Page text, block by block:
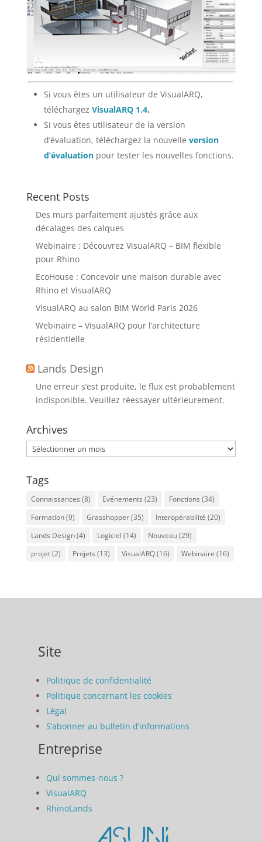
Si vous êtes un utilisateur de VisualARQ,
téléchargez VisualARQ 1.4.
Si vous êtes utilisateur de la version
d’évaluation, téléchargez la nouvelle version
d’évaluationpour tester les nouvelles fonctions.
Recent Posts
Des murs parfaitement ajustés grâce aux
décalages des calques
Webinaire : Découvrez VisualARQ – BIM flexible
pour Rhino
EcoHouse : Concevoir une maison durable avec
Rhino et VisualARQ
VisualARQ au salon BIM World Paris 2026
Webinaire – VisualARQ pour l’architecture
résidentielle
Lands Design
Une erreur s’est produite, le flux est probablement
indisponible. Veuillez réessayer ultérieurement.
Archives
Archives
Tags
Connaissances (8) Evénements (23) Fonctions (34)
Formation(9) Grasshopper(35) Interopérabilité (20)
Lands Design(4) Logiciel (14) Nouveau(29)
projet(2) Projets (13) VisualARQ(16) Webinaire (16)
Site
Politique de confidentialité
Politique concernant les cookies
Légal
S’abonner au bulletin d’informations
Entreprise
Qui sommes-nous ?
VisualARQ
RhinoLands